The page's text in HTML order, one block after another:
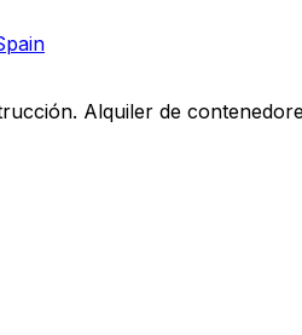
Alquiler de